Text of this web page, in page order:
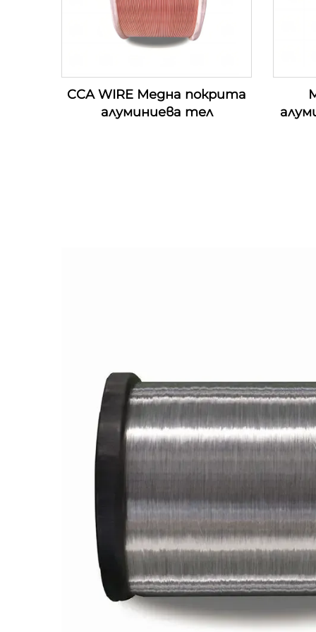
CCA WIRE Медна покрита
алуминиева тел